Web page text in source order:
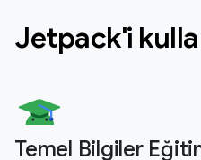
Jetpack'i
Temel Bilgiler